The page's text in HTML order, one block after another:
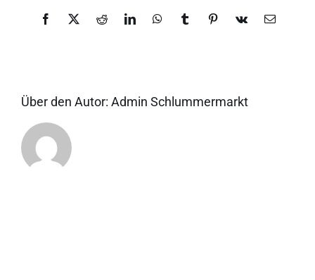
Facebook
X RedditLinkedInWhatsAppTumblrPinterest
Vk
E-
Über den Autor: Admin Schlummermarkt